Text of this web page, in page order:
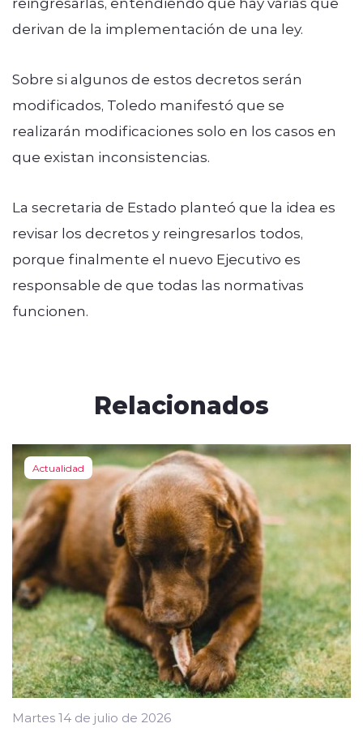
derivan de la implementación de una ley.
Sobre si algunos de estos decretos serán
modificados, Toledo manifestó que se
realizarán modificaciones solo en los casos en
que existan inconsistencias.
La secretaria de Estado planteó que la idea es
revisar los decretos y reingresarlos todos,
porque finalmente el nuevo Ejecutivo es
responsable de que todas las normativas
funcionen.
Relacionados
Actualidad
Martes 14 de julio de 2026